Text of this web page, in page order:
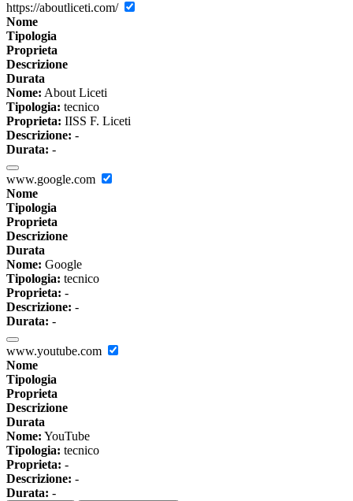
https://aboutliceti.com/
Nome
Tipologia
Proprieta
Descrizione
Durata
Nome: About Liceti
Tipologia: tecnico
Proprieta: IISS F. Liceti
Descrizione: -
Durata: -
www.google.com
Nome
Tipologia
Proprieta
Descrizione
Durata
Nome: Google
Tipologia: tecnico
Proprieta: -
Descrizione: -
Durata: -
www.youtube.com
Nome
Tipologia
Proprieta
Descrizione
Durata
Nome: YouTube
Tipologia: tecnico
Proprieta: -
Descrizione: -
Durata: -